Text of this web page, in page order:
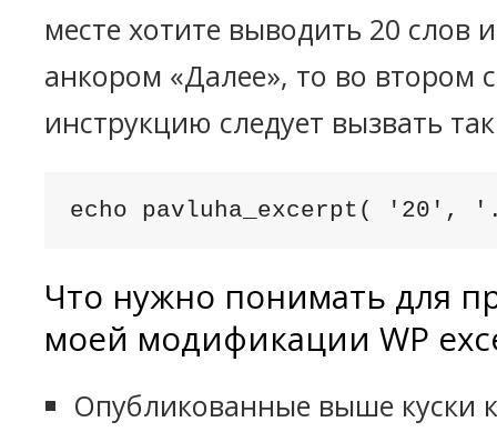
месте хотите выводить 20 слов
анкором «Далее», то во втором
инструкцию следует вызвать
echo pavluha_excerpt( '20',
Что нужно понимать для
моей модификации WP
Опубликованные выше куски